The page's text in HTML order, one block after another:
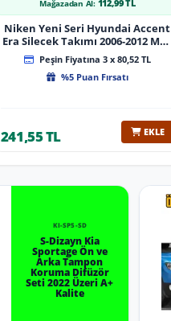
Mağazadan Al: 112,99 TL
Niken Yeni Seri Hyundai Accent
Era Silecek Takımı 2006-2012 Muz
Tip Silecek Aparatlı
Peşin Fiyatına 3 x 80,52 TL
%5 Puan Fırsatı
241,55 TL EKLE
KI-SP5-SD
S-Dizayn Kia
Sportage Ön ve
Arka Tampon
Koruma Difüzör
Seti 2022 Üzeri A+
Kalite